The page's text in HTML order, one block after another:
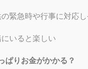
緊急時や行事に対応
いると楽しい
ぱりお金がかかる？